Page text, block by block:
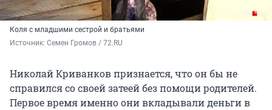
Коля с младшими сестрой и братьями
Источник: Семен Громов / 72.RU
Николай Криванков признается, что он бы не
справился со своей затеей без помощи родителей.
Первое время именно они вкладывали деньги в